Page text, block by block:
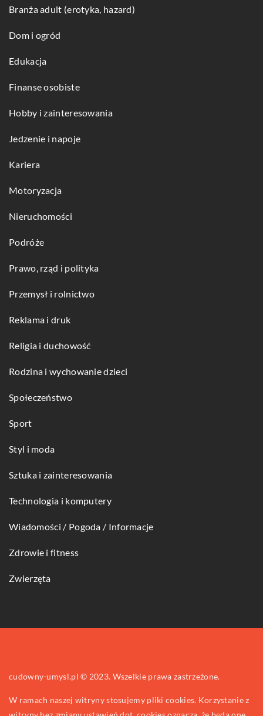
Branża adult (erotyka, hazard)
Dom i ogród
Edukacja
Finanse osobiste
Hobby i zainteresowania
Jedzenie i napoje
Kariera
Motoryzacja
Nieruchomości
Podróże
Prawo, rząd i polityka
Przemysł i rolnictwo
Reklama i druk
Religia i duchowość
Rodzina i wychowanie dzieci
Społeczeństwo
Sport
Styl i moda
Sztuka i zainteresowania
Technologia i komputery
Wiadomości / Pogoda / Informacje
Zdrowie i fitness
Zwierzęta
cudowny-umysl.pl © 2023. Wszelkie prawa zastrzeżone.
W ramach naszej witryny stosujemy pliki cookies. Korzystanie z